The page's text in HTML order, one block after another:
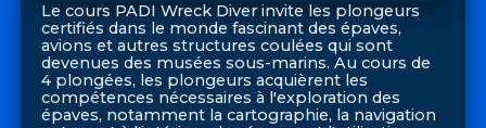
Le cours PADI Wreck Diver invite les plongeurs
certifiés dans le monde fascinant des épaves,
avions et autres structures coulées qui sont
devenues des musées sous-marins. Au cours de
4 plongées, les plongeurs acquièrent les
compétences nécessaires à l'exploration des
épaves, notamment la cartographie, la navigation